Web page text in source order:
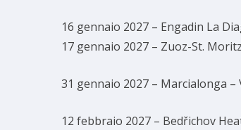
16 gennaio 2027 – Engadin La
17 gennaio 2027 – Zuoz-St.
31 gennaio 2027 – Marcialonga –
12 febbraio 2027 – Bedřichov